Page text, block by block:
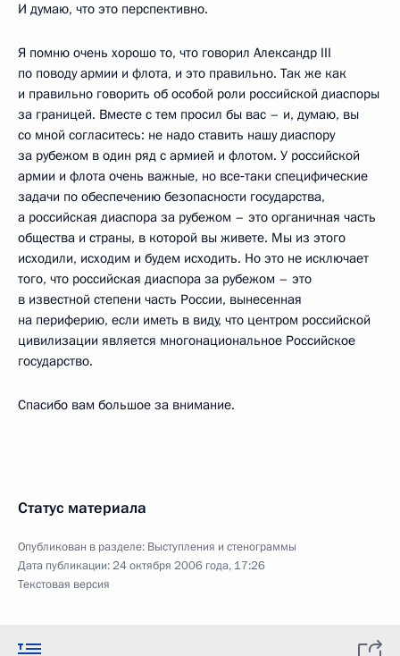
И думаю, что это перспективно.
Я помню очень хорошо то, что говорил Александр III
по поводу армии и флота, и это правильно. Так же как
и правильно говорить об особой роли российской диаспоры
за границей. Вместе с тем просил бы вас – и, думаю, вы
со мной согласитесь: не надо ставить нашу диаспору
за рубежом в один ряд с армией и флотом. У российской
армии и флота очень важные, но все‑таки специфические
задачи по обеспечению безопасности государства,
а российская диаспора за рубежом – это органичная часть
общества и страны, в которой вы живете. Мы из этого
исходили, исходим и будем исходить. Но это не исключает
того, что российская диаспора за рубежом – это
в известной степени часть России, вынесенная
на периферию, если иметь в виду, что центром российской
цивилизации является многонациональное Российское
государство.
Спасибо вам большое за внимание.
Статус материала
Опубликован в разделе: Выступления и стенограммы
Дата публикации:24 октября 2006 года, 17:26
Текстовая версия